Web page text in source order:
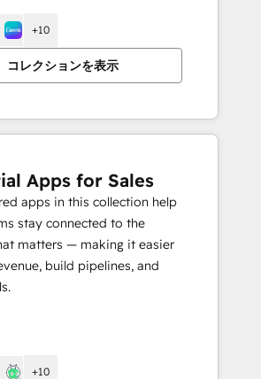
コレクションを表示
+10
Apps for Sales
apps in this collection help
stay connected to the
matters — making it easier
build pipelines, and
+10